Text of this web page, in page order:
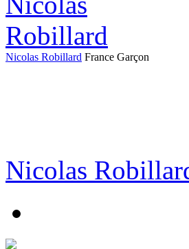
Nicolas Robillard France Garçon
Nicolas